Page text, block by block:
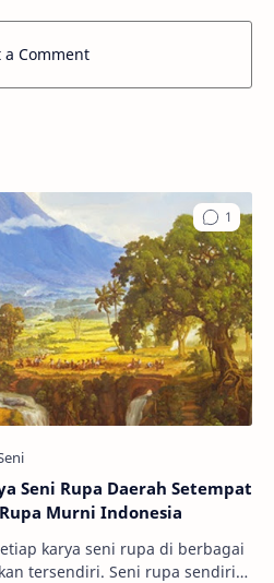
a Comment
Seni Rupa Daerah Setempat
Murni Indonesia
tersendiri. Seni rupa sendiri